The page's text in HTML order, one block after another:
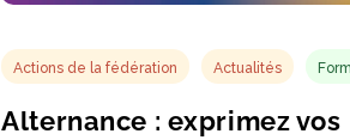
Actions de la fédération Actualités
Alternance : exprimez vos